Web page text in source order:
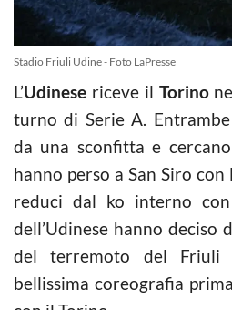
Stadio Friuli Udine - Foto LaPresse
L’Udinese riceve il Torino
turno di Serie A.
da una sconfitta e
hanno perso a San Siro con
reduci dal ko interno
dell’Udinese hanno
del terremoto del Friuli
bellissima coreografia